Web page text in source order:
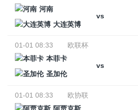
河南
vs
大连英博
01-01 08:33
欧联杯
本菲卡
vs
圣加伦
01-01 08:33
欧协联